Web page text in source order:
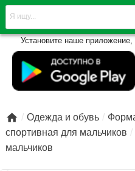
Установите наше
 Одежда и обувь
спортивная для мальчиков
мальчиков